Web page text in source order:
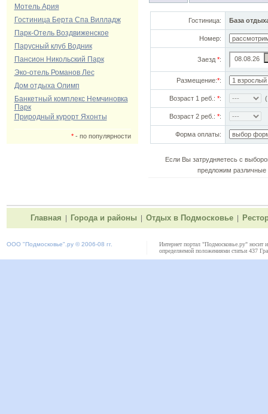
Мотель Ария
Гостиница Берта Спа Вилладж
Парк-Отель Воздвиженское
Парусный клуб Водник
Пансион Никольский Парк
Эко-отель Романов Лес
Дом отдыха Олимп
Банкетный комплекс Немчиновка
Парк
Природный курорт Яхонты
*- по популярности
Гостиница: База
Номер:
Заезд *:
Размещение:*:
Возраст 1 реб.: *:
Возраст 2 реб.: *:
Форма оплаты:
Если Вы затрудняетесь с
предложим различные
Главная Города и районы Отдых в Подмосковье
ООО "Подмосковье" .ру © 2006-08 гг.
Интернет портал "Подмосковье.ру" носит
определяемой положениями статьи 437